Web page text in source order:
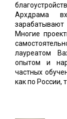
Архдрама
Многие
лауреатом
опытом и
частных
как по России,